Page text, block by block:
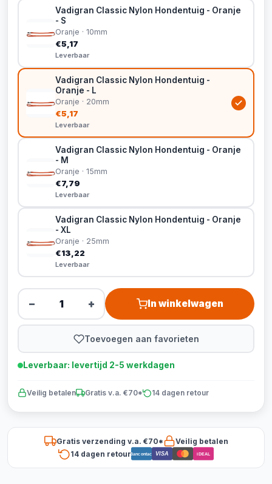
Vadigran Classic Nylon Hondentuig - Oranje
- S
Oranje · 10mm
€5,17
Leverbaar
Vadigran Classic Nylon Hondentuig -
Oranje - L
Oranje · 20mm
€5,17
Leverbaar
Vadigran Classic Nylon Hondentuig - Oranje
- M
Oranje · 15mm
€7,79
Leverbaar
Vadigran Classic Nylon Hondentuig - Oranje
- XL
Oranje · 25mm
€13,22
Leverbaar
− + In winkelwagen
Toevoegen aan favorieten
Leverbaar: levertijd 2-5 werkdagen
Veilig betalen Gratis v.a. €70* 14 dagen retour
Gratis verzending v.a. €70*
Veilig betalen
14 dagen retourBancontact VISA iDEAL